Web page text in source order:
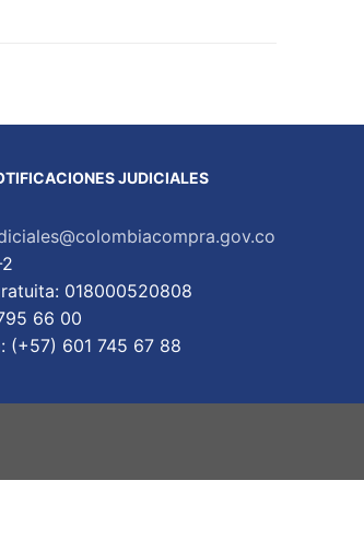
JUDICIALES
018000520808
66 00
(+57) 601 745 67 88